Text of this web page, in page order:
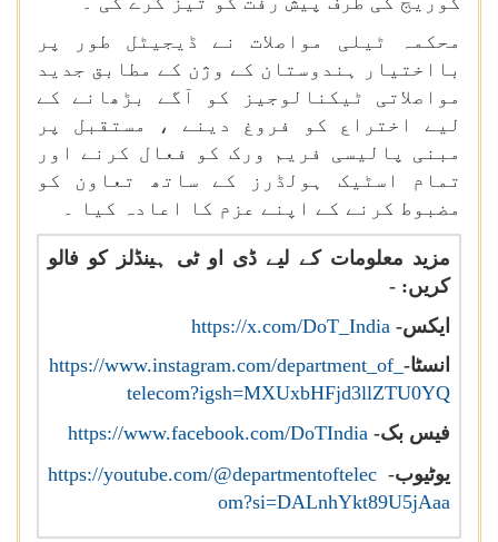
محکمہ ٹیلی مواصلات نے ڈیجیٹل طور پر
بااختیار ہندوستان کے وژن کے مطابق جدید
مواصلاتی ٹیکنالوجیز کو آگے بڑھانے کے
لیے اختراع کو فروغ دینے ، مستقبل پر
مبنی پالیسی فریم ورک کو فعال کرنے اور
تمام اسٹیک ہولڈرز کے ساتھ تعاون کو
مضبوط کرنے کے اپنے عزم کا اعادہ کیا ۔
مزید معلومات کے لیے ڈی او ٹی ہینڈلز کو فالو
کریں: -
ایکس-
https://x.com/DoT_India
انسٹا-
https://www.instagram.com/department_of_
telecom?igsh=MXUxbHFjd3llZTU0YQ
فیس بک-
https://www.facebook.com/DoTIndia
یوٹیوب-
https://youtube.com/@departmentoftelec
om?si=DALnhYkt89U5jAaa